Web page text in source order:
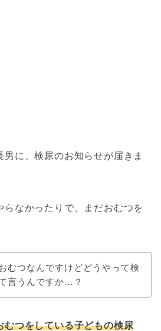
に、検尿のお知らせが届きま
らなかったりで、まだおむつを
むつなんですけどどうやって検
言うんですか…？
むつをしている子どもの検尿